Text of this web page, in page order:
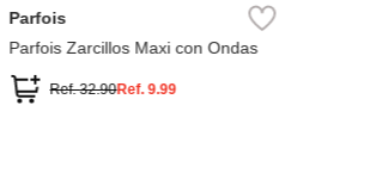
Parfois
Parfois Zarcillos Maxi con Ondas
Ref.32.90Ref.9.99